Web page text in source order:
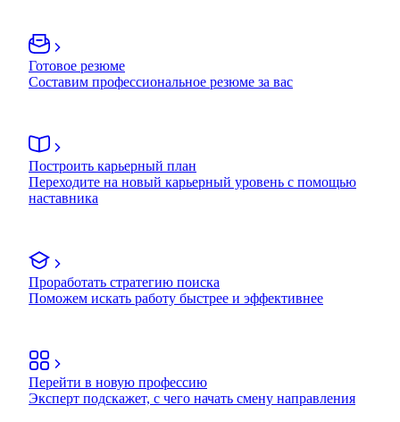
Готовое резюме
Составим профессиональное резюме за вас
Построить карьерный план
Переходите на новый карьерный уровень с помощью
наставника
Проработать стратегию поиска
Поможем искать работу быстрее и эффективнее
Перейти в новую профессию
Эксперт подскажет, с чего начать смену направления